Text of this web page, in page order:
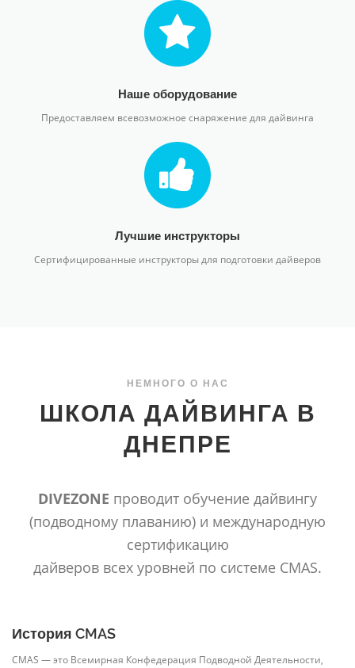
Наше оборудование
Предоставляем всевозможное снаряжение для дайвинга
Лучшие инструкторы
Сертифицированные инструкторы для подготовки дайверов
НЕМНОГО О НАС
ШКОЛА ДАЙВИНГА В
ДНЕПРЕ
DIVEZONE проводит обучение дайвингу
(подводному плаванию) и международную
сертификацию
дайверов всех уровней по системе CMAS.
История CMAS
CMAS — это Всемирная Конфедерация Подводной Деятельности,